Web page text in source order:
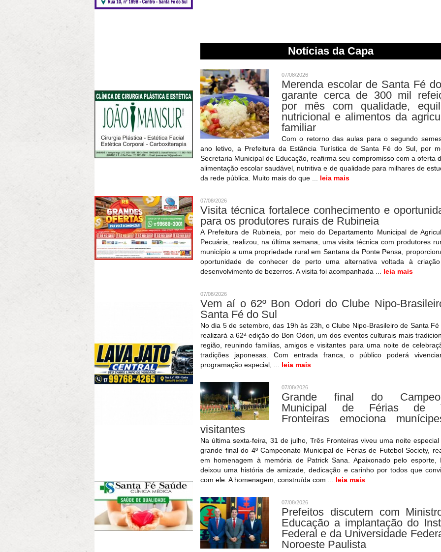
Notícias da Capa
07/08/2026
Merenda escolar de Santa Fé
garante cerca de 300 mil
por mês com qualidade,
nutricional e alimentos da
familiar
Com o retorno das aulas para o segundo
ano letivo, a Prefeitura da Estância Turística de Santa Fé do Sul, por
Secretaria Municipal de Educação, reafirma seu compromisso com a oferta
alimentação escolar saudável, nutritiva e de qualidade para milhares de
da rede pública. Muito mais do que ... leia mais
07/08/2026
Visita técnica fortalece conhecimento e
para os produtores rurais de Rubineia
A Prefeitura de Rubineia, por meio do Departamento Municipal de
Pecuária, realizou, na última semana, uma visita técnica com produtores
município a uma propriedade rural em Santana da Ponte Pensa,
oportunidade de conhecer de perto uma alternativa voltada à
desenvolvimento de bezerros. A visita foi acompanhada ... leia mais
07/08/2026
Vem aí o 62º Bon Odori do Clube Nipo-
Santa Fé do Sul
No dia 5 de setembro, das 19h às 23h, o Clube Nipo-Brasileiro de Santa Fé
realizará a 62ª edição do Bon Odori, um dos eventos culturais mais
região, reunindo famílias, amigos e visitantes para uma noite de
tradições japonesas. Com entrada franca, o público poderá
programação especial, ... leia mais
07/08/2026
Grande final do
Municipal de Férias de
Fronteiras emociona
visitantes
Na última sexta-feira, 31 de julho, Três Fronteiras viveu uma noite
grande final do 4º Campeonato Municipal de Férias de Futebol Society,
em homenagem à memória de Patrick Sana. Apaixonado pelo esporte,
deixou uma história de amizade, dedicação e carinho por todos que
com ele. A homenagem, construída com ... leia mais
07/08/2026
Prefeitos discutem com
Educação a implantação do
Federal e da Universidade
Noroeste Paulista